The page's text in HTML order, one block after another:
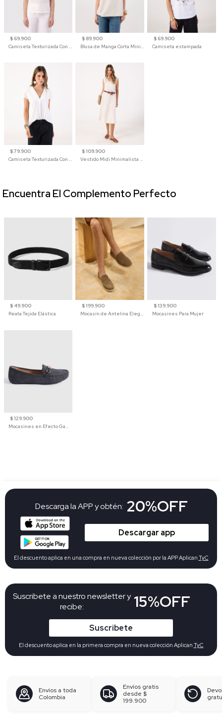
$ 69.900
$ 89.900
$ 69.900
Camiseta estampada
$ 79.900
$ 109.900
$ 49.900
Reata Tejida Elástica
$ 199.900
Mocasín de Antelina Elegante con Suela de Contraste Para Hombre
$ 139.900
Mocasines Para Mujer
$ 129.900
Mocasines en Efecto Gamuzado Para Mujer
Encuentra El Complemento Perfecto
Suscribete a nuestro newsletter y
recibe:
15%OFF
Suscribete
El descuento aplica en la primera compra en nueva colección Aplican TyC
Descarga la APP y obtén: 20%OFF
Descargar app
El descuento aplica en una compra en nueva colección por la APP Aplican TyC
Envíos a toda
Colombia
Envíos gratis
desde $
199.900